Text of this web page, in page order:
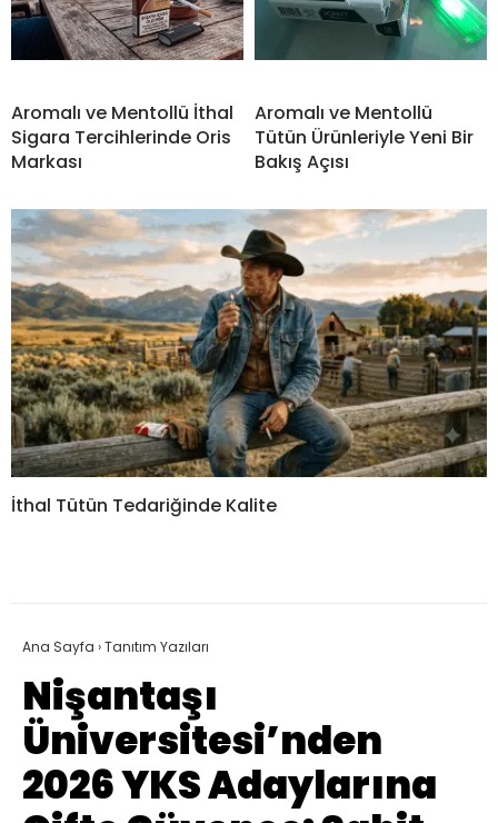
Aromalı ve Mentollü İthal
Sigara Tercihlerinde Oris
Markası
Aromalı ve Mentollü
Tütün Ürünleriyle Yeni Bir
Bakış Açısı
İthal Tütün Tedariğinde Kalite
Ana Sayfa ›Tanıtım Yazıları
Nişantaşı
Üniversitesi’nden
2026 YKS Adaylarına